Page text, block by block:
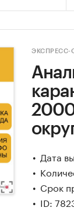
ЭКСПРЕСС-
Дата
Срок
ID: